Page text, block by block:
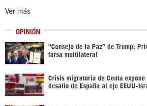
Ver más
OPINIÓN
“Consejo de la Paz” de Trump:
farsa multilateral
Crisis migratoria de Ceuta
desafío de España al eje EEUU-